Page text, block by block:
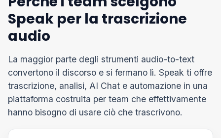
Speak per la trascrizione
audio
La maggior parte degli strumenti audio-to-text
convertono il discorso e si fermano lì. Speak ti offre
trascrizione, analisi, AI Chat e automazione in una
piattaforma costruita per team che effettivamente
hanno bisogno di usare ciò che trascrivono.